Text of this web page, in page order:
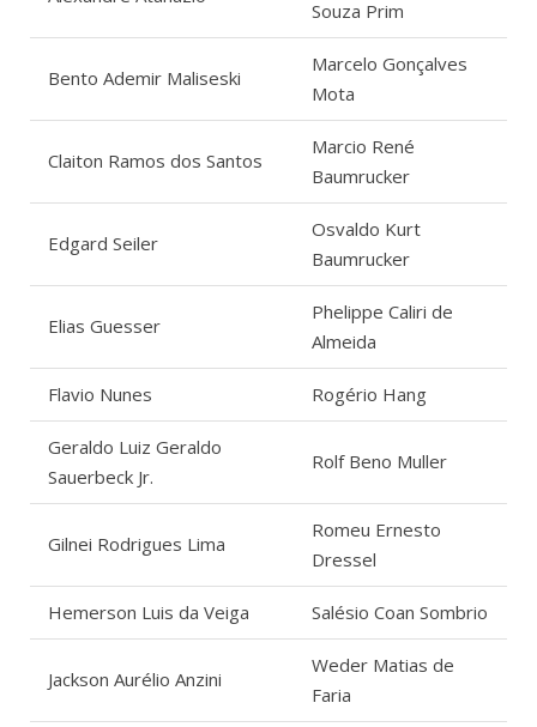
Souza Prim
Bento Ademir Maliseski
Marcelo Gonçalves
Mota
Claiton Ramos dos Santos
Marcio René
Baumrucker
Edgard Seiler
Osvaldo Kurt
Baumrucker
Elias Guesser
Phelippe Caliri de
Almeida
Flavio Nunes Rogério Hang
Geraldo Luiz Geraldo
Sauerbeck Jr.
Rolf Beno Muller
Gilnei Rodrigues Lima
Romeu Ernesto
Dressel
Hemerson Luis da Veiga Salésio Coan Sombrio
Jackson Aurélio Anzini
Weder Matias de
Faria